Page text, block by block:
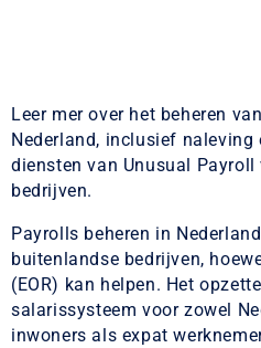
Leer mer over het beheren
Nederland, inclusief
diensten van Unusual
bedrijven.
Payrolls beheren in
buitenlandse bedrijven,
(EOR) kan helpen. Het
salarissysteem voor zowel
inwoners als expat